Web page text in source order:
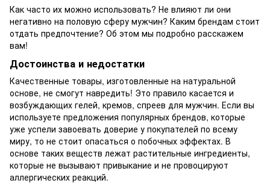
Как часто их можно использовать? Не влияют ли они
негативно на половую сферу мужчин? Каким брендам стоит
отдать предпочтение? Об этом мы подробно расскажем
вам!
Достоинства и недостатки
Качественные товары, изготовленные на натуральной
основе, не смогут навредить! Это правило касается и
возбуждающих гелей, кремов, спреев для мужчин. Если вы
используете предложения популярных брендов, которые
уже успели завоевать доверие у покупателей по всему
миру, то не стоит опасаться о побочных эффектах. В
основе таких веществ лежат растительные ингредиенты,
которые не вызывают привыкание и не провоцируют
аллергических реакций.